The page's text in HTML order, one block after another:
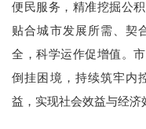
便民服务，精准挖掘公
贴合城市发展所需、契
全，科学运作促增值。
倒挂困境，持续筑牢内
益，实现社会效益与经济